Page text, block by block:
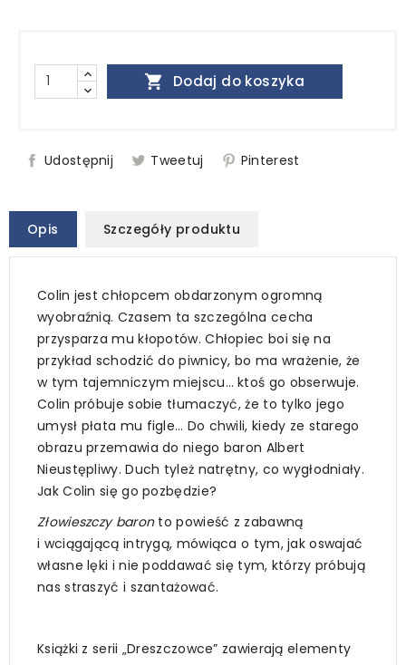
 Dodaj do koszyka
Udostępnij Tweetuj Pinterest
Opis Szczegóły produktu
Colin jest chłopcem obdarzonym ogromną
wyobraźnią. Czasem ta szczególna cecha
przysparza mu kłopotów. Chłopiec boi się na
przykład schodzić do piwnicy, bo ma wrażenie, że
w tym tajemniczym miejscu… ktoś go obserwuje.
Colin próbuje sobie tłumaczyć, że to tylko jego
umysł płata mu figle… Do chwili, kiedy ze starego
obrazu przemawia do niego baron Albert
Nieustępliwy. Duch tyleż natrętny, co wygłodniały.
Jak Colin się go pozbędzie?
Złowieszczy baronto powieść z zabawną
i wciągającą intrygą, mówiąca o tym, jak oswajać
własne lęki i nie poddawać się tym, którzy próbują
nas straszyć i szantażować.
Książki z serii „Dreszczowce” zawierają elementy